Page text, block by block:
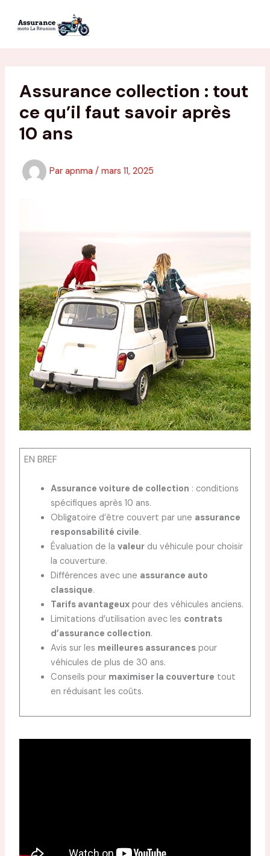
Assurance collection : tout
ce qu’il faut savoir après
10 ans
Par apnma / mars 11, 2025
EN BREF
Assurance voiture de collection : conditions
spécifiques après 10 ans.
Obligatoire d’être couvert par une assurance
responsabilité civile.
Évaluation de la valeurdu véhicule pour choisir
la couverture.
Différences avec une assurance auto
classique.
Tarifs avantageuxpour des véhicules anciens.
Limitations d’utilisation avec les contrats
d’assurance collection.
Avis sur les meilleures assurancespour
véhicules de plus de 30 ans.
Conseils pour maximiser la couverture tout
en réduisant les coûts.